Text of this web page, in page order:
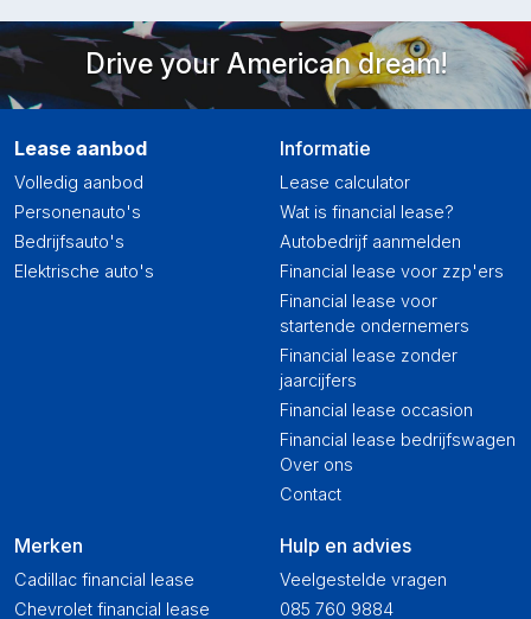
Drive your American dream!
Lease aanbod
Volledig aanbod
Personenauto's
Bedrijfsauto's
Elektrische auto's
Merken
Cadillac financial lease
Chevrolet financial lease
Informatie
Lease calculator
Wat is financial lease?
Autobedrijf aanmelden
Financial lease voor zzp'ers
Financial lease voor
startende ondernemers
Financial lease zonder
jaarcijfers
Financial lease occasion
Financial lease bedrijfswagen
Over ons
Contact
Hulp en advies
Veelgestelde vragen
085 760 9884